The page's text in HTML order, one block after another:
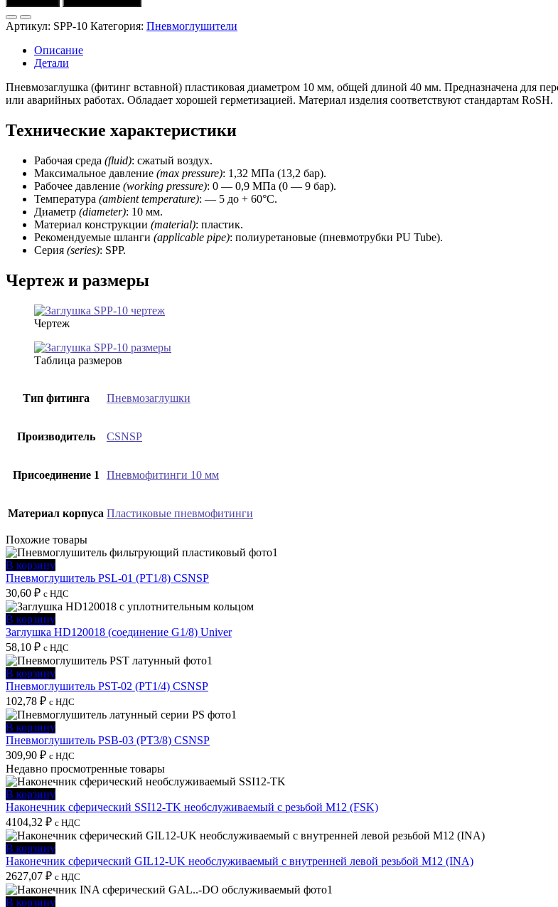
Заглушка
SPP-
10
(диаметр
CSNSP
Артикул: SPP-10 Категория: Пневмоглушители
Описание
Детали
Пневмозаглушка (фитинг вставной) пластиковая диаметром 10 мм, общей длиной 40 мм. Предназначена для
или аварийных работах. Обладает хорошей герметизацией. Материал изделия соответствуют стандартам RoSH.
Технические характеристики
Рабочая среда (fluid): сжатый воздух.
Максимальное давление (max pressure): 1,32 МПа (13,2 бар).
Рабочее давление (working pressure): 0 — 0,9 МПа (0 — 9 бар).
Температура (ambient temperature): — 5 до + 60°C.
Диаметр (diameter): 10 мм.
Материал конструкции (material): пластик.
Рекомендуемые шланги (applicable pipe): полиуретановые (пневмотрубки PU Tube).
Серия (series): SPP.
Чертеж и размеры
Чертеж
Таблица размеров
Тип фитинга Пневмозаглушки
Производитель CSNSP
Присоединение 1 Пневмофитинги 10 мм
Материал корпуса Пластиковые пневмофитинги
Похожие товары
В корзину
Пневмоглушитель PSL-01 (PT1/8) CSNSP
30,60 ₽ с НДС
В корзину
Заглушка HD120018 (соединение G1/8) Univer
58,10 ₽ с НДС
В корзину
Пневмоглушитель PST-02 (PT1/4) CSNSP
102,78 ₽ с НДС
В корзину
Пневмоглушитель PSB-03 (PT3/8) CSNSP
309,90 ₽ с НДС
Недавно просмотренные товары
В корзину
Наконечник сферический SSI12-TK необслуживаемый с резьбой M12 (FSK)
4104,32 ₽ с НДС
В корзину
Наконечник сферический GIL12-UK необслуживаемый с внутренней левой резьбой M12 (INA)
2627,07 ₽ с НДС
В корзину